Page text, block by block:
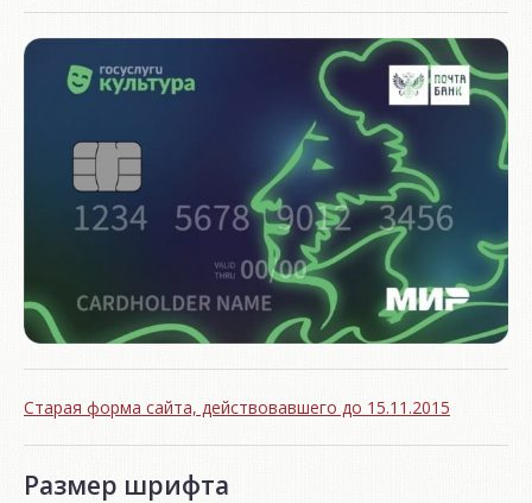
Старая форма сайта, действовавшего до 15.11.2015
Размер шрифта